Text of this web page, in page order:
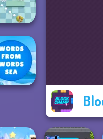
Puzzle
n Bounce
Sea